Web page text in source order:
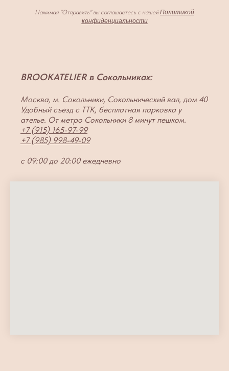
Нажимая "Отправить" вы соглашаетесь с нашейПолитикой
конфиденциальности
BROOKATELIER в Сокольниках:
Москва, м. Сокольники, Сокольнический вал, дом 40
Удобный съезд с ТТК, бесплатная парковка у
ателье. От метро Сокольники 8 минут пешком.
+7 (915) 165-97-99
+7 (985) 998-49-09
с 09:00 до 20:00 ежедневно